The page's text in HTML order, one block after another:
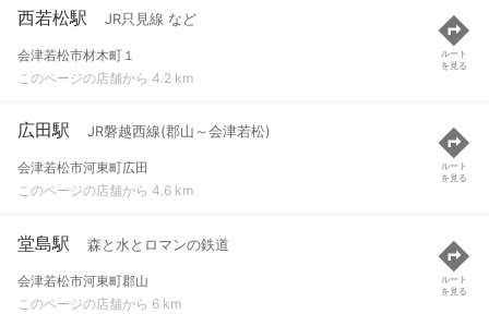
西若松駅 JR只見線 など
会津若松市材木町１
このページの店舗から 4.2 km
ルート
を見る
広田駅 JR磐越西線(郡山～会津若松)
会津若松市河東町広田
このページの店舗から 4.6 km
ルート
を見る
堂島駅 森と水とロマンの鉄道
会津若松市河東町郡山
このページの店舗から 6 km
ルート
を見る